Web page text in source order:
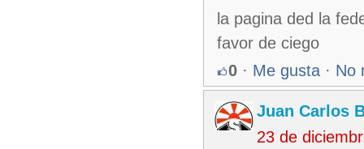
la pagina ded la
favor de ciego
0 · Me gusta · No
Juan Carlos
23 de